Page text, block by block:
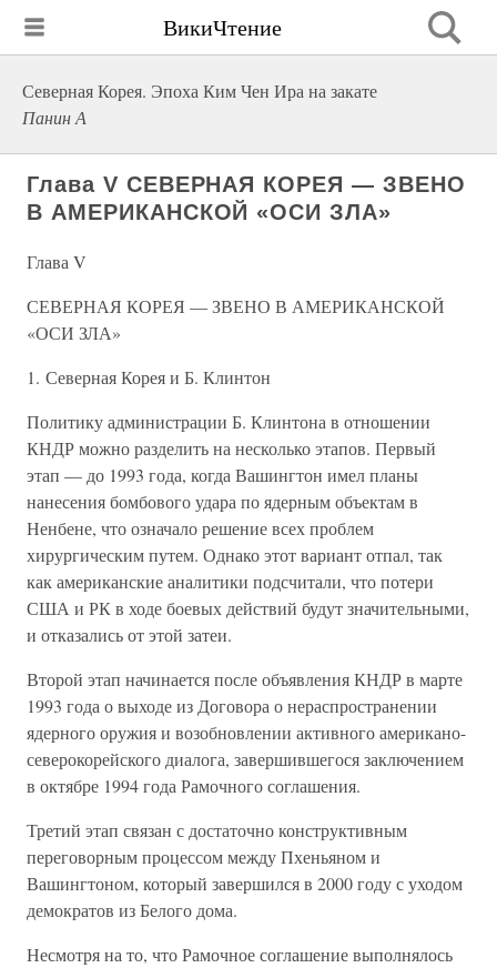
ВикиЧтение
Северная Корея. Эпоха Ким Чен Ира на закате
Панин А
Глава V СЕВЕРНАЯ КОРЕЯ — ЗВЕНО
В АМЕРИКАНСКОЙ «ОСИ ЗЛА»
Глава V
СЕВЕРНАЯ КОРЕЯ — ЗВЕНО В АМЕРИКАНСКОЙ
«ОСИ ЗЛА»
1. Северная Корея и Б. Клинтон
Политику администрации Б. Клинтона в отношении
КНДР можно разделить на несколько этапов. Первый
этап — до 1993 года, когда Вашингтон имел планы
нанесения бомбового удара по ядерным объектам в
Ненбене, что означало решение всех проблем
хирургическим путем. Однако этот вариант отпал, так
как американские аналитики подсчитали, что потери
США и РК в ходе боевых действий будут значительными,
и отказались от этой затеи.
Второй этап начинается после объявления КНДР в марте
1993 года о выходе из Договора о нераспространении
ядерного оружия и возобновлении активного американо-
северокорейского диалога, завершившегося заключением
в октябре 1994 года Рамочного соглашения.
Третий этап связан с достаточно конструктивным
переговорным процессом между Пхеньяном и
Вашингтоном, который завершился в 2000 году с уходом
демократов из Белого дома.
Несмотря на то, что Рамочное соглашение выполнялось